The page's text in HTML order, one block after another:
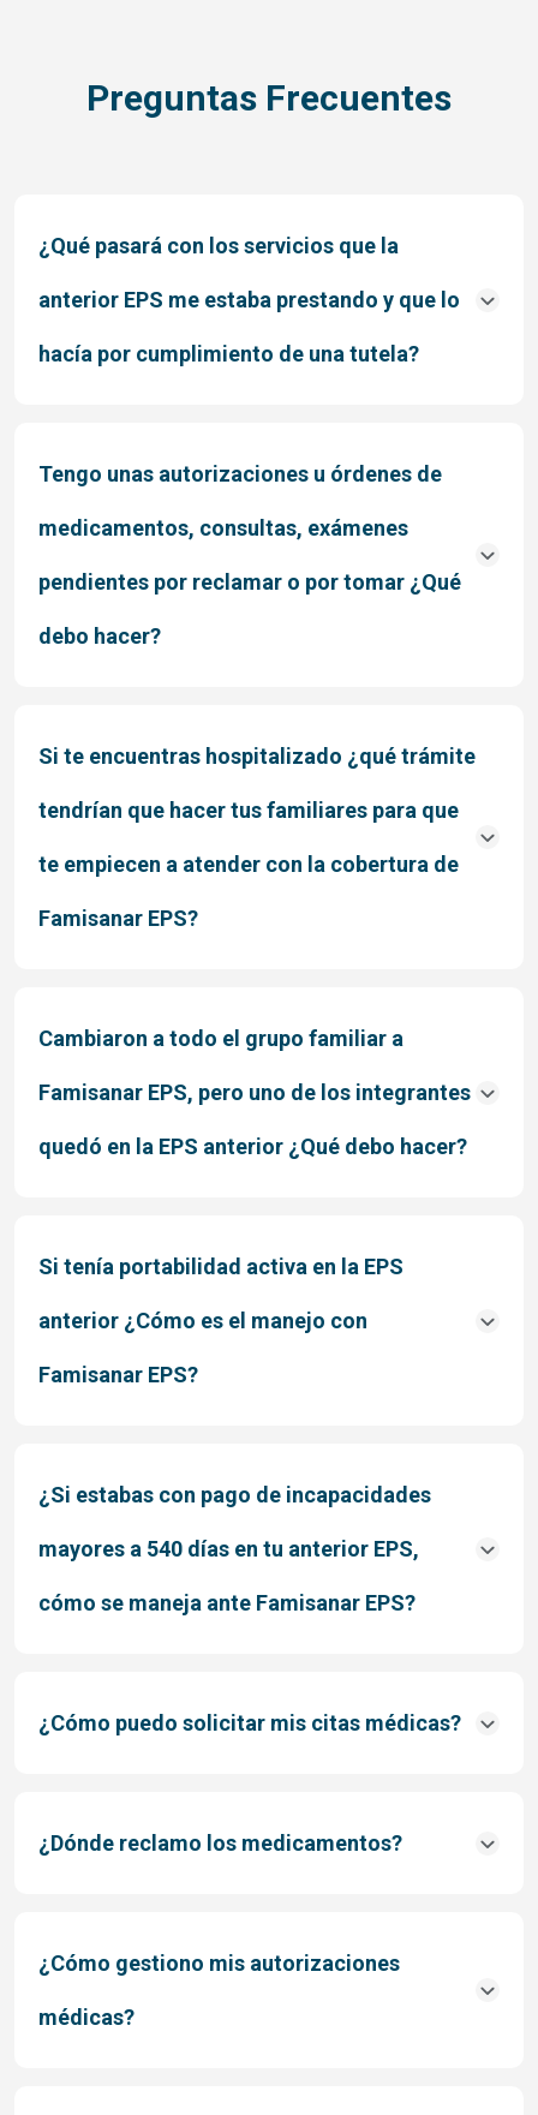
Preguntas Frecuentes
¿Qué pasará con los servicios que la
anterior EPS me estaba prestando y que lo
hacía por cumplimiento de una tutela?
Tengo unas autorizaciones u órdenes de
medicamentos, consultas, exámenes
pendientes por reclamar o por tomar ¿Qué
debo hacer?
Si te encuentras hospitalizado ¿qué trámite
tendrían que hacer tus familiares para que
te empiecen a atender con la cobertura de
Famisanar EPS?
Cambiaron a todo el grupo familiar a
Famisanar EPS, pero uno de los integrantes
quedó en la EPS anterior ¿Qué debo hacer?
Si tenía portabilidad activa en la EPS
anterior ¿Cómo es el manejo con
Famisanar EPS?
¿Si estabas con pago de incapacidades
mayores a 540 días en tu anterior EPS,
cómo se maneja ante Famisanar EPS?
¿Cómo puedo solicitar mis citas médicas?
¿Dónde reclamo los medicamentos?
¿Cómo gestiono mis autorizaciones
médicas?